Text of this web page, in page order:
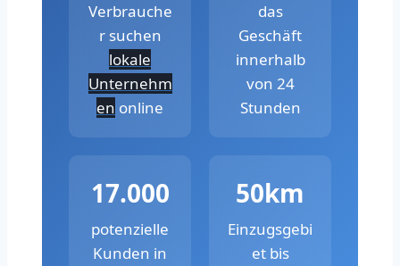
Verbrauche
r suchen
lokale
Unternehm
en online
das
Geschäft
innerhalb
von 24
Stunden
17.000
potenzielle
Kunden in
50km
Einzugsgebi
et bis